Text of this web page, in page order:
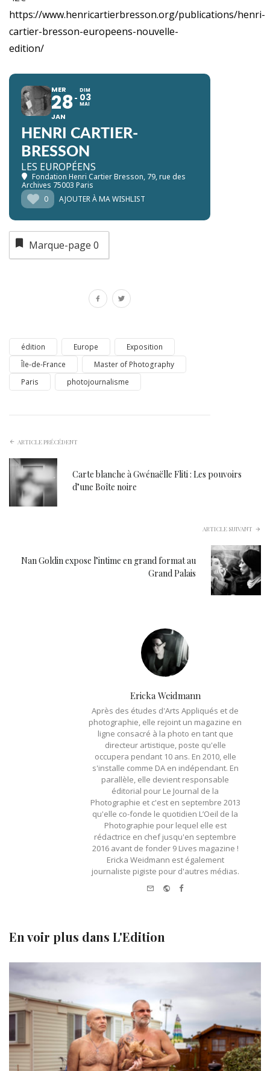
https://www.henricartierbresson.org/publications/henri-
cartier-bresson-europeens-nouvelle-
edition/
MER
28
JAN
DIM
03
MAI
HENRI CARTIER-
BRESSON
LES EUROPÉENS
Fondation Henri Cartier Bresson, 79, rue des
Archives 75003 Paris
0
AJOUTER À MA WISHLIST
Marque-page 0
édition Europe
Exposition
Île-de-France
Master of Photography
Paris
photojournalisme
ARTICLE PRÉCÉDENT
Carte blanche à Gwénaëlle Fliti : Les pouvoirs
d’une Boîte noire
ARTICLE SUIVANT
Nan Goldin expose l’intime en grand format au
Grand Palais
Ericka Weidmann
Après des études d'Arts Appliqués et de
photographie, elle rejoint un magazine en
ligne consacré à la photo en tant que
directeur artistique, poste qu'elle
occupera pendant 10 ans. En 2010, elle
s'installe comme DA en indépendant. En
parallèle, elle devient responsable
éditorial pour Le Journal de la
Photographie et c'est en septembre 2013
qu'elle co-fonde le quotidien L’Oeil de la
Photographie pour lequel elle est
rédactrice en chef jusqu'en septembre
2016 avant de fonder 9 Lives magazine !
Ericka Weidmann est également
journaliste pigiste pour d'autres médias.
e-mail Website
Facebook
En voir plus dans L'Edition